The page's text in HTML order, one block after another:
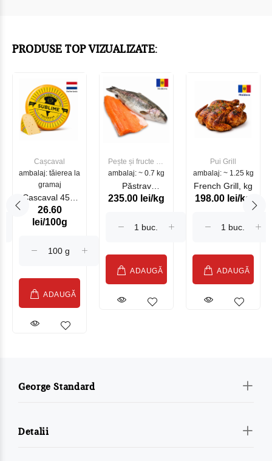
PRODUSE TOP VIZUALIZATE:
Cașcaval
ambalaj: tăierea la
gramaj
Cascaval 45%
Maasdam
Sublime Cow
26.60
lei/100g
ADAUGĂ
Pește și fructe de
mare
ambalaj: ~ 0.7 kg
Păstrav
Somonat
235.00 lei/kg
ADAUGĂ
Pui Grill
ambalaj: ~ 1.25 kg
French Grill, kg
198.00 lei/kg
ADAUGĂ
George Standard
Detalii